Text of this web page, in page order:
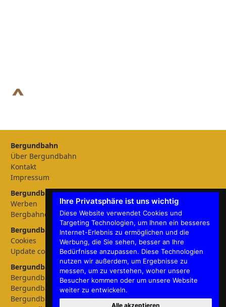
Ihre Privatsphäre ist uns wichtig
Diese Website verwendet Cookies und
Targeting Technologien, um Ihnen ein besseres
Internet-Erlebnis zu ermöglichen und die
Werbung, die Sie sehen, besser an Ihre
Bedürfnisse anzupassen. Diese Technologien
nutzen wir außerdem, um Ergebnisse zu
messen, um zu verstehen, woher unsere
Besucher kommen oder um unsere Website
weiter zu entwickeln.
Alle akzeptieren
Bergundbahn
Über Bergundbahn
Kontakt
Impressum
Bergundbahn Magazin
Werben
Bergbahnen
Bergundbahn Einstellungen
Cookies
Update cookies preferences
Bergundbahn - Sprachen
Bergundbahn Deutschland
Bergundbahn Österreich
Bergundbahn Nederland